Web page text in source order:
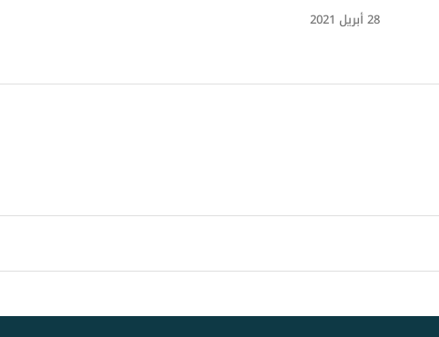
28 أبريل 2021